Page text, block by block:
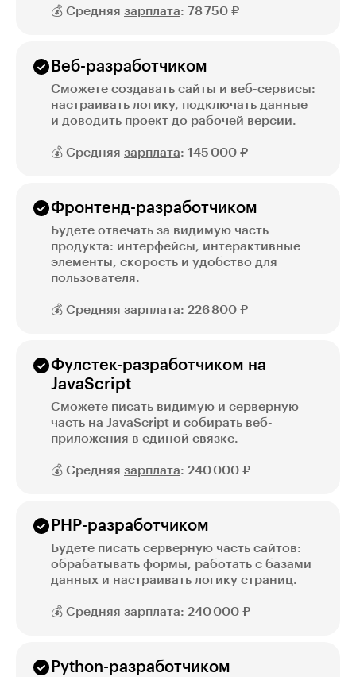
💰 Средняя зарплата: 78 750 ₽
Веб-разработчиком
Сможете создавать сайты и веб-сервисы:
настраивать логику, подключать данные
и доводить проект до рабочей версии.
💰 Средняя зарплата: 145 000 ₽
Фронтенд-разработчиком
Будете отвечать за видимую часть
продукта: интерфейсы, интерактивные
элементы, скорость и удобство для
пользователя.
💰 Средняя зарплата: 226 800 ₽
Фулстек-разработчиком на
JavaScript
Сможете писать видимую и серверную
часть на JavaScript и собирать веб-
приложения в единой связке.
💰 Средняя зарплата: 240 000 ₽
PHP-разработчиком
Будете писать серверную часть сайтов:
обрабатывать формы, работать с базами
данных и настраивать логику страниц.
💰 Средняя зарплата: 240 000 ₽
Python-разработчиком